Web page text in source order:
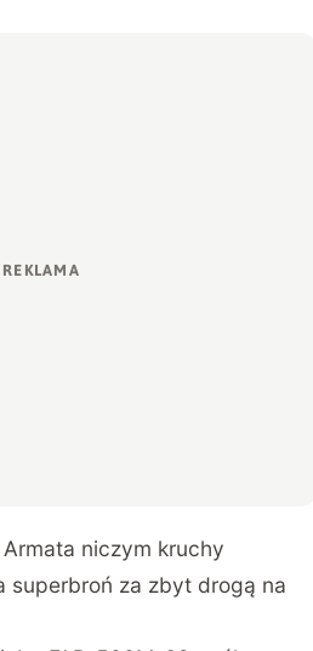
Armata niczym kruchy
superbroń za zbyt drogą na